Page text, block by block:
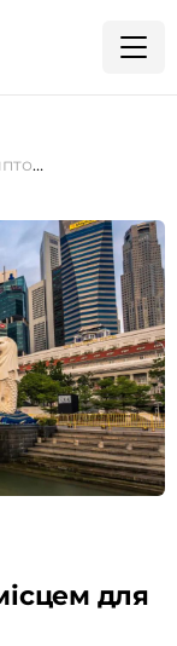
Азія стає привабливим місцем для криптопроєктів
для